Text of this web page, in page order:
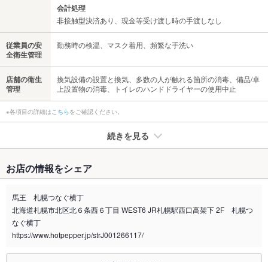
会計処理
非接触型決済あり、現金等受け渡し時の手渡しなし
従業員の安
全衛生管理
勤務時の検温、マスク着用、頻繁な手洗い
店舗の衛生
管理
換気設備の設置と換気、多数の人が触れる箇所の消毒、備品/卓
上設置物の消毒、トイレのハンドドライヤーの使用中止
※各項目の詳細はこちらをご確認ください。
続きを見る
禁煙・喫煙 全席禁煙
喫煙専用室 あり
※2020年4月1日～受動喫煙対策に関する法律が施行されています。正しい情報はお店へお問い
合わせください。
お席
お店の情報をシェア
馬王 札幌つなぐ横丁
北海道札幌市北区北６条西６丁目 WEST6 JR札幌駅西口高架下 2F 札幌つ
なぐ横丁
https://www.hotpepper.jp/strJ001266117/